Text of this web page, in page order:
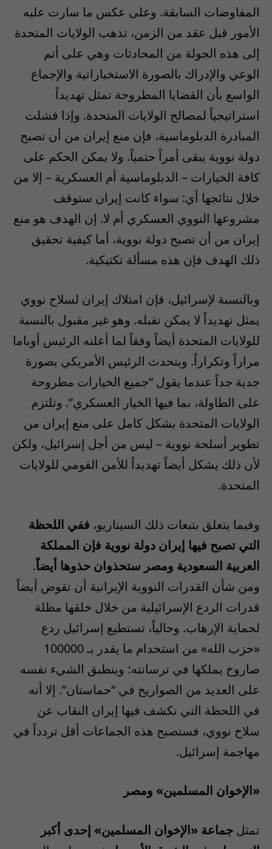
المفاوضات السابقة. وعلى عكس ما سارت عليه
الأمور قبل عقد من الزمن، تذهب الولايات المتحدة
إلى هذه الجولة من المحادثات وهي على أتم
الوعي والإدراك بالصورة الاستخباراتية والإجماع
الواسع بأن القضايا المطروحة تمثل تهديداً
استراتيجياً لمصالح الولايات المتحدة. وإذا فشلت
المبادرة الدبلوماسية، فإن منع إيران من أن تصبح
دولة نووية يبقى أمراً حتمياً. ولا يمكن الحكم على
كافة الخيارات – الدبلوماسية أم العسكرية – إلا من
خلال نتائجها أي: سواء كانت إيران ستوقف
مشروعها النووي العسكري أم لا. إن الهدف هو منع
إيران من أن تصبح دولة نووية، أما كيفية تحقيق
ذلك الهدف فإن هذه مسألة تكتيكية.
وبالنسبة لإسرائيل، فإن امتلاك إيران لسلاح نووي
يمثل تهديداً لا يمكن تقبله. وهو غير مقبول بالنسبة
للولايات المتحدة أيضاً وفقاً لما أعلنه الرئيس أوباما
مراراً وتكراراً. ويتحدث الرئيس الأمريكي بصورة
جدية جداً عندما يقول “جميع الخيارات مطروحة
على الطاولة، بما فيها الخيار العسكري”. وتلتزم
الولايات المتحدة بشكل كامل على منع إيران من
تطوير أسلحة نووية – ليس من أجل إسرائيل، ولكن
لأن ذلك يشكل أيضاً تهديداً للأمن القومي للولايات
المتحدة.
وفيما يتعلق بتبعات ذلك السيناريو، ففي اللحظة
التي تصبح فيها إيران دولة نووية فإن المملكة
العربية السعودية ومصر ستحذوان حذوها أيضاً.
ومن شأن القدرات النووية الإيرانية أن تقوض أيضاً
قدرات الردع الإسرائيلية من خلال خلقها مظلة
لحماية الإرهاب. وحالياً، تستطيع إسرائيل ردع
«حزب الله» من استخدام ما يقدر بـ 100000
صاروخ يملكها في ترسانته؛ وينطبق الشيء نفسه
على العديد من الصواريخ في “حماستان”. إلا أنه
في اللحظة التي تكشف فيها إيران النقاب عن
سلاح نووي، فستصبح هذه الجماعات أقل تردداً في
مهاجمة إسرائيل.
«الإخوان المسلمين» ومصر
تمثل جماعة «الإخوان المسلمين» إحدى أكبر